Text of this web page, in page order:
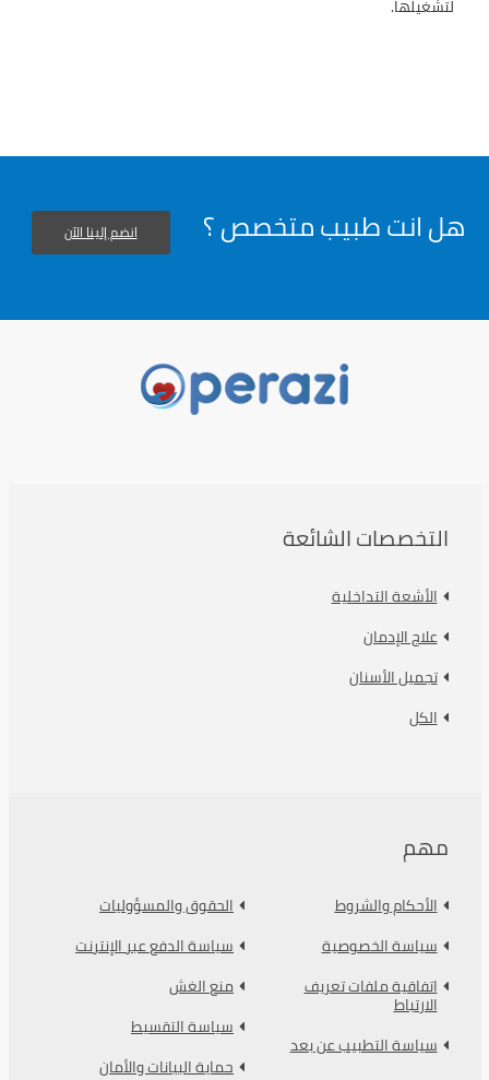
هل انت طبيب متخصص ؟ انضم إلينا الآن
التخصصات الشائعة
الأشعة التداخلية
علاج الإدمان
تجميل الأسنان
الكل
مهم
الأحكام والشروط
سياسة الخصوصية
اتفاقية ملفات تعريف
الارتباط
سياسة التطبيب عن بعد
الحقوق والمسؤوليات
سياسة الدفع عبر الإنترنت
منع الغش
سياسة التقسيط
حماية البيانات والأمان